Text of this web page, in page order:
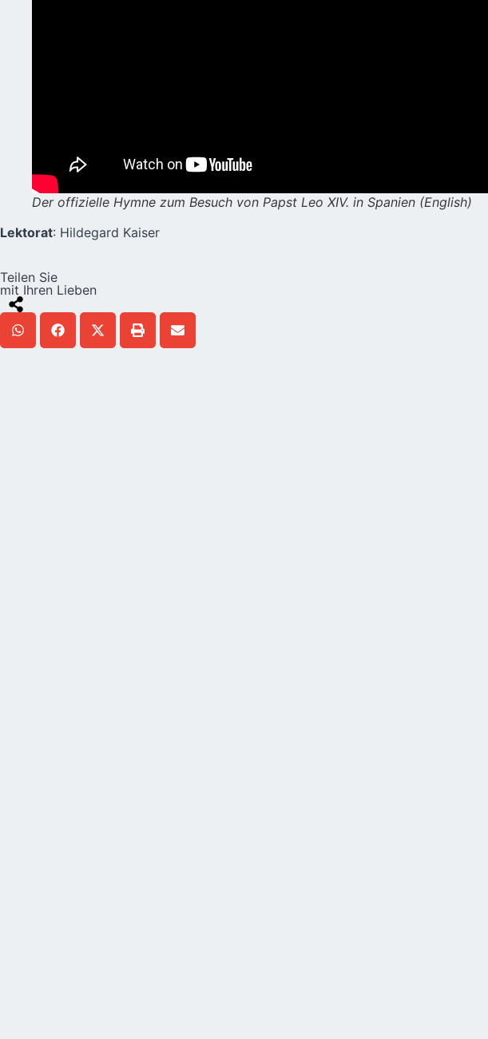
Der offizielle Hymne zum Besuch von Papst Leo XIV. in Spanien (English)
Lektorat: Hildegard Kaiser
Teilen Sie
mit Ihren Lieben